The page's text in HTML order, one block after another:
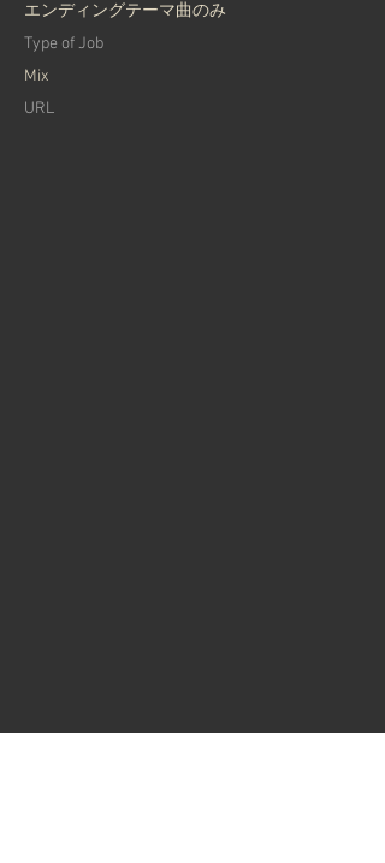
エンディングテーマ曲のみ
Type of Job
Mix
URL